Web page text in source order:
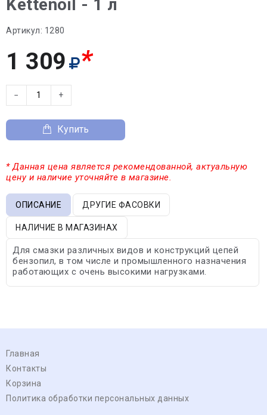
Kettenoil - 1 л
Артикул: 1280
1 309 *
− +
Купить
* Данная цена является рекомендованной, актуальную
цену и наличие уточняйте в магазине.
ОПИСАНИЕ ДРУГИЕ ФАСОВКИ
НАЛИЧИЕ В МАГАЗИНАХ
Для смазки различных видов и конструкций цепей
бензопил, в том числе и промышленного назначения
работающих с очень высокими нагрузками.
Главная
Контакты
Корзина
Политика обработки персональных данных